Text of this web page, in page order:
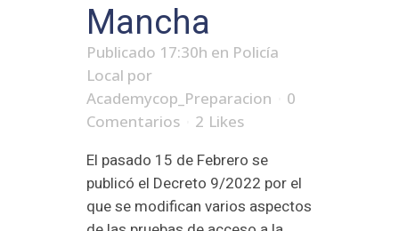
Mancha
Publicado 17:30h en Policía
Local por
Academycop_Preparacion
0
Comentarios
2 Likes
El pasado 15 de Febrero se
publicó el Decreto 9/2022 por el
que se modifican varios aspectos